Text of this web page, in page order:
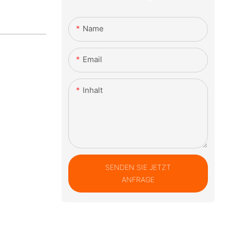
Name
Email
Inhalt
SENDEN SIE JETZT
ANFRAGE